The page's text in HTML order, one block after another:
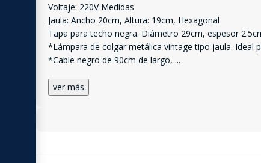
Voltaje: 220V Medidas
Jaula: Ancho 20cm, Altura: 19cm, Hexagonal
Tapa para techo negra: Diámetro 29cm, espesor
*Lámpara de colgar metálica vintage tipo jaula. Ideal
*Cable negro de 90cm de largo, ...
ver más